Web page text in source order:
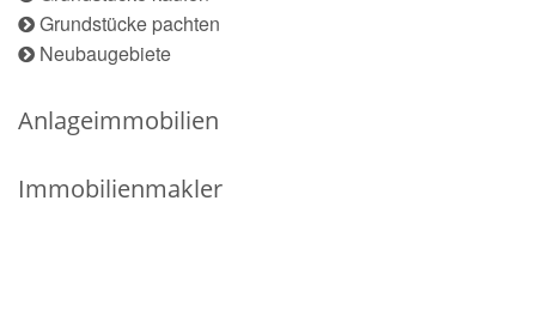
Grundstücke pachten
Neubaugebiete
Anlageimmobilien
Immobilienmakler